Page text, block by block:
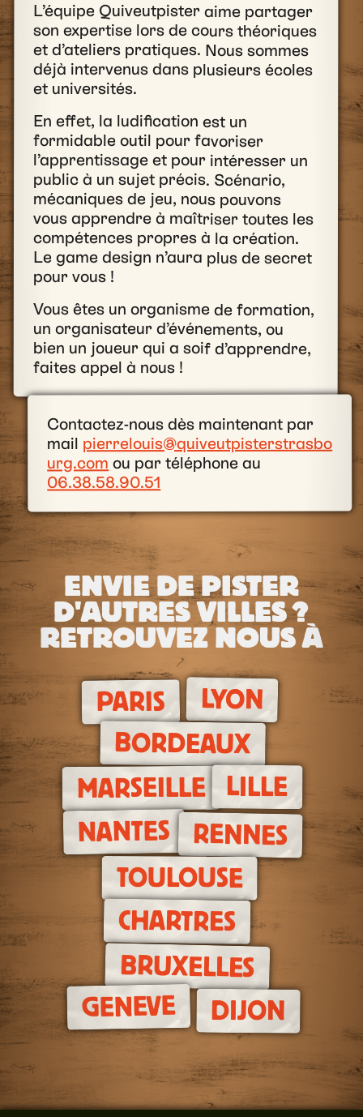
L’équipe Quiveutpister aime partager
son expertise lors de cours théoriques
et d’ateliers pratiques. Nous sommes
déjà intervenus dans plusieurs écoles
et universités.
En effet, la ludification est un
formidable outil pour favoriser
l’apprentissage et pour intéresser un
public à un sujet précis. Scénario,
mécaniques de jeu, nous pouvons
vous apprendre à maîtriser toutes les
compétences propres à la création.
Le game design n’aura plus de secret
pour vous !
Vous êtes un organisme de formation,
un organisateur d’événements, ou
bien un joueur qui a soif d’apprendre,
faites appel à nous !
Contactez-nous dès maintenant par
mail pierrelouis@quiveutpisterstrasbo
urg.com ou par téléphone au
06.38.58.90.51
ENVIE DE PISTER
D'AUTRES VILLES ?
RETROUVEZ NOUS À
PARIS LYON
BORDEAUX
MARSEILLE LILLE
NANTES RENNES
TOULOUSE
CHARTRES
BRUXELLES
GENEVE DIJON